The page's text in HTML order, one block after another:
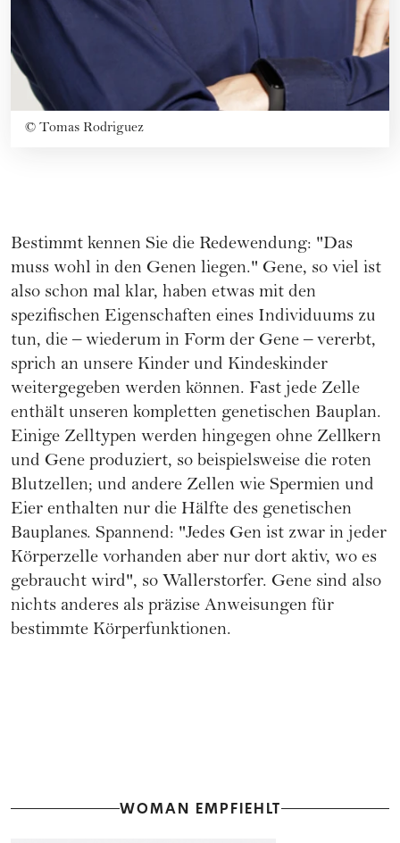
© Tomas Rodriguez
Bestimmt kennen Sie die Redewendung: "Das
muss wohl in den Genen liegen." Gene, so viel ist
also schon mal klar, haben etwas mit den
spezifischen Eigenschaften eines Individuums zu
tun, die – wiederum in Form der Gene – vererbt,
sprich an unsere Kinder und Kindeskinder
weitergegeben werden können. Fast jede Zelle
enthält unseren kompletten genetischen Bauplan.
Einige Zelltypen werden hingegen ohne Zellkern
und Gene produziert, so beispielsweise die roten
Blutzellen; und andere Zellen wie Spermien und
Eier enthalten nur die Hälfte des genetischen
Bauplanes. Spannend: "Jedes Gen ist zwar in jeder
Körperzelle vorhanden aber nur dort aktiv, wo es
gebraucht wird", so Wallerstorfer. Gene sind also
nichts anderes als präzise Anweisungen für
bestimmte Körperfunktionen.
WOMAN EMPFIEHLT